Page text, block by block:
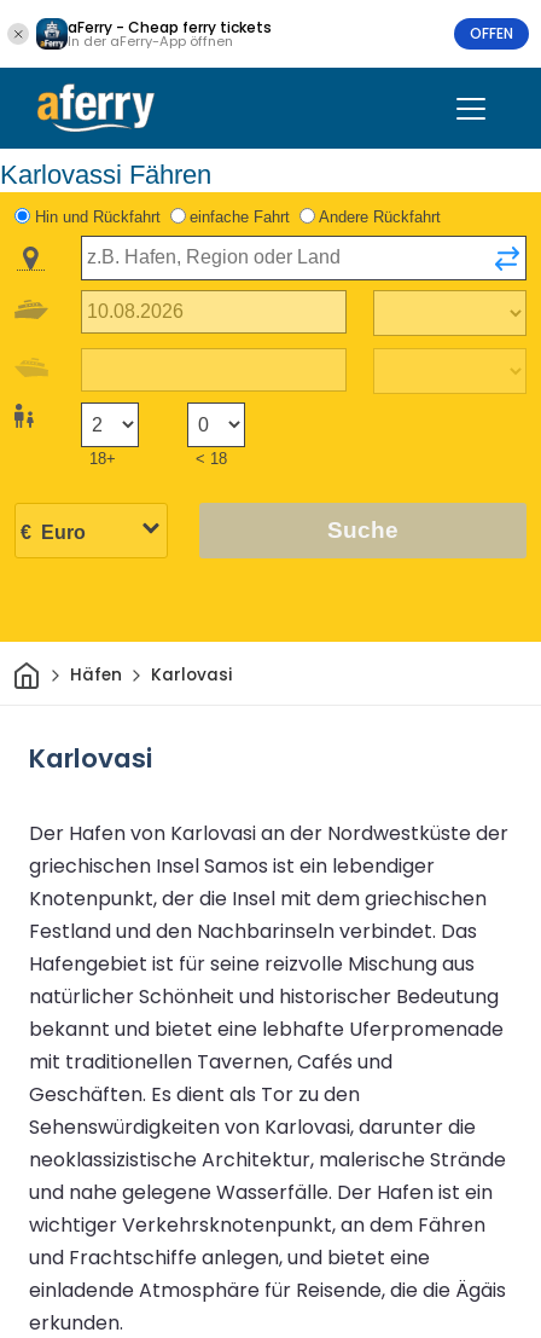
aFerry - Cheap ferry tickets
In der aFerry-App öffnen OFFEN
Karlovassi Fähren
Hin und Rückfahrt einfache Fahrt Andere Rückfahrt
18+ < 18
Suche
HeimHäfen Karlovasi
Karlovasi
Der Hafen von Karlovasi an der Nordwestküste der
griechischen Insel Samos ist ein lebendiger
Knotenpunkt, der die Insel mit dem griechischen
Festland und den Nachbarinseln verbindet. Das
Hafengebiet ist für seine reizvolle Mischung aus
natürlicher Schönheit und historischer Bedeutung
bekannt und bietet eine lebhafte Uferpromenade
mit traditionellen Tavernen, Cafés und
Geschäften. Es dient als Tor zu den
Sehenswürdigkeiten von Karlovasi, darunter die
neoklassizistische Architektur, malerische Strände
und nahe gelegene Wasserfälle. Der Hafen ist ein
wichtiger Verkehrsknotenpunkt, an dem Fähren
und Frachtschiffe anlegen, und bietet eine
einladende Atmosphäre für Reisende, die die Ägäis
erkunden.